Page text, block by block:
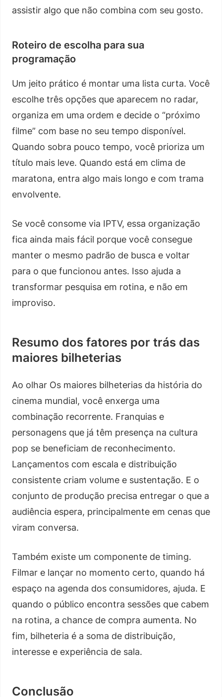
assistir algo que não combina com seu gosto.
Roteiro de escolha para sua
programação
Um jeito prático é montar uma lista curta. Você
escolhe três opções que aparecem no radar,
organiza em uma ordem e decide o “próximo
filme” com base no seu tempo disponível.
Quando sobra pouco tempo, você prioriza um
título mais leve. Quando está em clima de
maratona, entra algo mais longo e com trama
envolvente.
Se você consome via IPTV, essa organização
fica ainda mais fácil porque você consegue
manter o mesmo padrão de busca e voltar
para o que funcionou antes. Isso ajuda a
transformar pesquisa em rotina, e não em
improviso.
Resumo dos fatores por trás das
maiores bilheterias
Ao olhar Os maiores bilheterias da história do
cinema mundial, você enxerga uma
combinação recorrente. Franquias e
personagens que já têm presença na cultura
pop se beneficiam de reconhecimento.
Lançamentos com escala e distribuição
consistente criam volume e sustentação. E o
conjunto de produção precisa entregar o que a
audiência espera, principalmente em cenas que
viram conversa.
Também existe um componente de timing.
Filmar e lançar no momento certo, quando há
espaço na agenda dos consumidores, ajuda. E
quando o público encontra sessões que cabem
na rotina, a chance de compra aumenta. No
fim, bilheteria é a soma de distribuição,
interesse e experiência de sala.
Conclusão